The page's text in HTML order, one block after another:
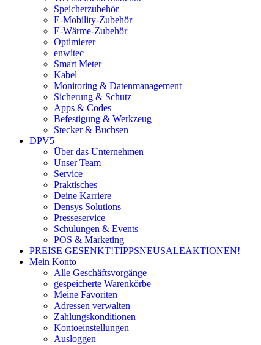
Speicherzubehör
E-Mobility-Zubehör
E-Wärme-Zubehör
Optimierer
enwitec
Smart Meter
Kabel
Monitoring & Datenmanagement
Sicherung & Schutz
Apps & Codes
Befestigung & Werkzeug
Stecker & Buchsen
DPV5
Über das Unternehmen
Unser Team
Service
Praktisches
Deine Karriere
Densys Solutions
Presseservice
Schulungen & Events
POS & Marketing
PREISE GESENKT!TIPPSNEUSALEAKTIONEN!
Mein Konto
Alle Geschäftsvorgänge
gespeicherte Warenkörbe
Meine Favoriten
Adressen verwalten
Zahlungskonditionen
Kontoeinstellungen
Ausloggen